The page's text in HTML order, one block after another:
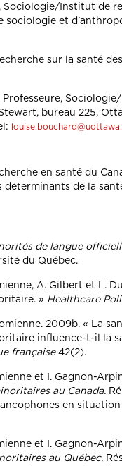
Sociologie/Institut de
sociologie et
sur la santé
Professeure,
bureau 225,
en santé du
déterminants de la
de langue
du Québec.
A. Gilbert et L.
» Healthcare
2009b. « La
influence-t-il la
française42(2).
et I. Gagnon-
au Canada.
en
et I. Gagnon-
au Québec,